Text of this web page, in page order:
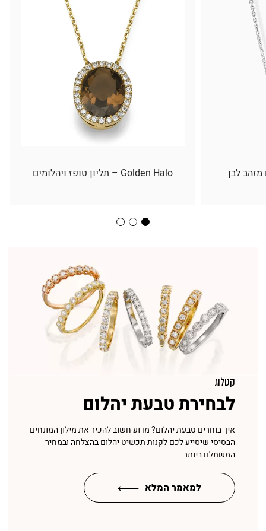
קטלוג
לבחירת טבעת יהלום
איך בוחרים טבעת יהלום? מדוע חשוב להכיר את מילון המונחים
הבסיסי שיסייע לכם לקנות תכשיט יהלום בהצלחה ובמחיר
המשתלם ביותר.
למאמר המלא
מזהב לבן Golden Halo – תליון טופז ויהלומים